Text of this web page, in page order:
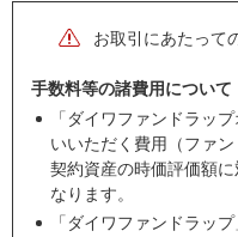
お取引にあたって
手数料等の諸費用について
「ダイワファンドラッ
いいただく費用（ファ
契約資産の時価評価額
なります。
「ダイワファンドラッ